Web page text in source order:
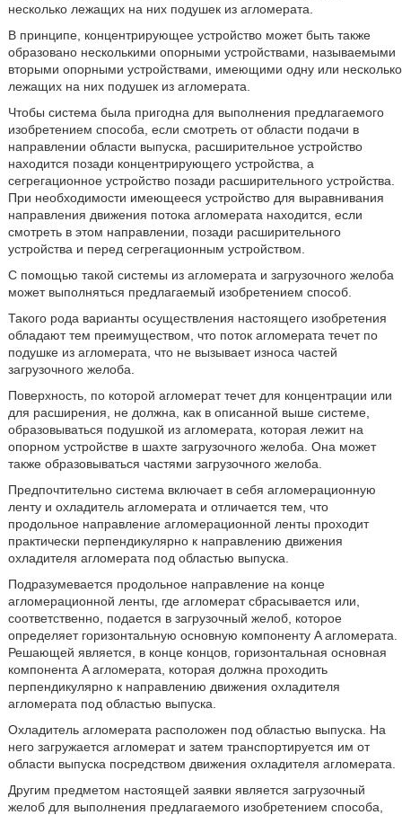
несколько лежащих на них подушек из агломерата.
В принципе, концентрирующее устройство может быть также
образовано несколькими опорными устройствами, называемыми
вторыми опорными устройствами, имеющими одну или несколько
лежащих на них подушек из агломерата.
Чтобы система была пригодна для выполнения предлагаемого
изобретением способа, если смотреть от области подачи в
направлении области выпуска, расширительное устройство
находится позади концентрирующего устройства, а
сегрегационное устройство позади расширительного устройства.
При необходимости имеющееся устройство для выравнивания
направления движения потока агломерата находится, если
смотреть в этом направлении, позади расширительного
устройства и перед сегрегационным устройством.
С помощью такой системы из агломерата и загрузочного желоба
может выполняться предлагаемый изобретением способ.
Такого рода варианты осуществления настоящего изобретения
обладают тем преимуществом, что поток агломерата течет по
подушке из агломерата, что не вызывает износа частей
загрузочного желоба.
Поверхность, по которой агломерат течет для концентрации или
для расширения, не должна, как в описанной выше системе,
образовываться подушкой из агломерата, которая лежит на
опорном устройстве в шахте загрузочного желоба. Она может
также образовываться частями загрузочного желоба.
Предпочтительно система включает в себя агломерационную
ленту и охладитель агломерата и отличается тем, что
продольное направление агломерационной ленты проходит
практически перпендикулярно к направлению движения
охладителя агломерата под областью выпуска.
Подразумевается продольное направление на конце
агломерационной ленты, где агломерат сбрасывается или,
соответственно, подается в загрузочный желоб, которое
определяет горизонтальную основную компоненту A агломерата.
Решающей является, в конце концов, горизонтальная основная
компонента A агломерата, которая должна проходить
перпендикулярно к направлению движения охладителя
агломерата под областью выпуска.
Охладитель агломерата расположен под областью выпуска. На
него загружается агломерат и затем транспортируется им от
области выпуска посредством движения охладителя агломерата.
Другим предметом настоящей заявки является загрузочный
желоб для выполнения предлагаемого изобретением способа,